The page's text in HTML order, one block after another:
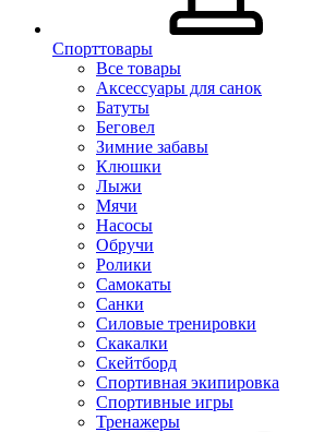
Спорттовары
Все товары
Аксессуары для санок
Батуты
Беговел
Зимние забавы
Клюшки
Лыжи
Мячи
Насосы
Обручи
Ролики
Самокаты
Санки
Силовые тренировки
Скакалки
Скейтборд
Спортивная экипировка
Спортивные игры
Тренажеры